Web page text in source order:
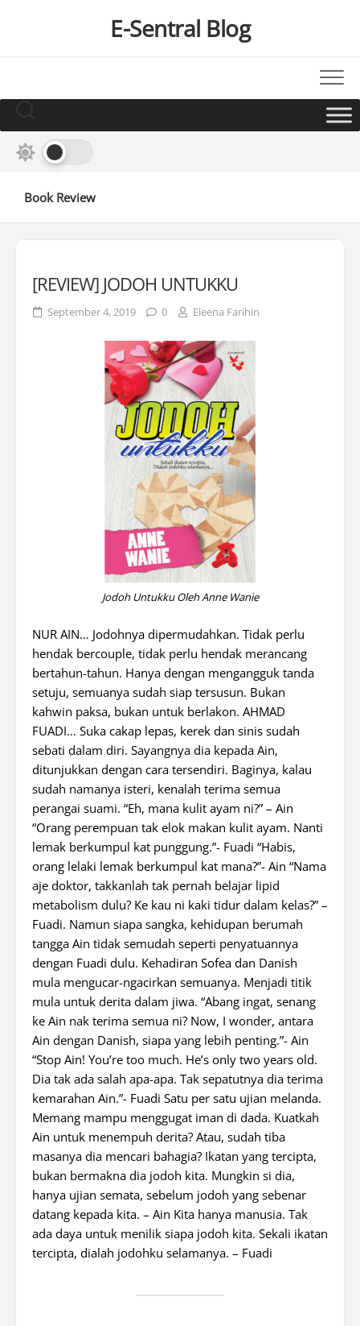
E-Sentral Blog
Book Review
[REVIEW] JODOH UNTUKKU
September 4, 2019 0 Eleena Farihin
Jodoh Untukku Oleh Anne Wanie
NUR AIN… Jodohnya dipermudahkan. Tidak perlu
hendak bercouple, tidak perlu hendak merancang
bertahun-tahun. Hanya dengan mengangguk tanda
setuju, semuanya sudah siap tersusun. Bukan
kahwin paksa, bukan untuk berlakon. AHMAD
FUADI… Suka cakap lepas, kerek dan sinis sudah
sebati dalam diri. Sayangnya dia kepada Ain,
ditunjukkan dengan cara tersendiri. Baginya, kalau
sudah namanya isteri, kenalah terima semua
perangai suami. “Eh, mana kulit ayam ni?” – Ain
“Orang perempuan tak elok makan kulit ayam. Nanti
lemak berkumpul kat punggung.”- Fuadi “Habis,
orang lelaki lemak berkumpul kat mana?”- Ain “Nama
aje doktor, takkanlah tak pernah belajar lipid
metabolism dulu? Ke kau ni kaki tidur dalam kelas?” –
Fuadi. Namun siapa sangka, kehidupan berumah
tangga Ain tidak semudah seperti penyatuannya
dengan Fuadi dulu. Kehadiran Sofea dan Danish
mula mengucar-ngacirkan semuanya. Menjadi titik
mula untuk derita dalam jiwa. “Abang ingat, senang
ke Ain nak terima semua ni? Now, I wonder, antara
Ain dengan Danish, siapa yang lebih penting.”- Ain
“Stop Ain! You’re too much. He’s only two years old.
Dia tak ada salah apa-apa. Tak sepatutnya dia terima
kemarahan Ain.”- Fuadi Satu per satu ujian melanda.
Memang mampu menggugat iman di dada. Kuatkah
Ain untuk menempuh derita? Atau, sudah tiba
masanya dia mencari bahagia? Ikatan yang tercipta,
bukan bermakna dia jodoh kita. Mungkin si dia,
hanya ujian semata, sebelum jodoh yang sebenar
datang kepada kita. – Ain Kita hanya manusia. Tak
ada daya untuk menilik siapa jodoh kita. Sekali ikatan
tercipta, dialah jodohku selamanya. – Fuadi